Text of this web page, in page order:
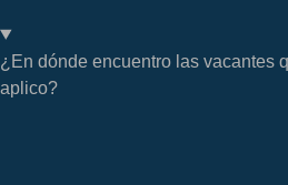
¿En dónde encuentro las vacantes
aplico?